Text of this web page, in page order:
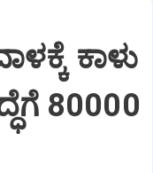
ಕಾಳು
80000